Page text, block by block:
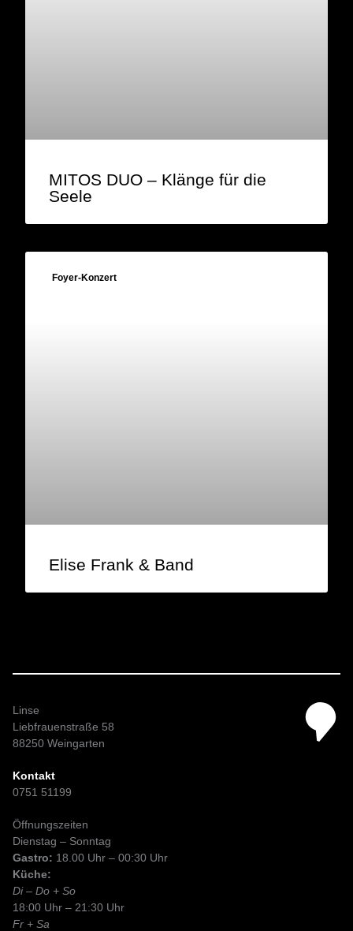
MITOS DUO – Klänge für die
Seele
Foyer-Konzert
Elise Frank & Band
Linse
Liebfrauenstraße 58
88250 Weingarten
Kontakt
0751 51199
Öffnungszeiten
Dienstag – Sonntag
Gastro: 18.00 Uhr – 00:30 Uhr
Küche:
Di – Do + So
18:00 Uhr – 21:30 Uhr
Fr + Sa